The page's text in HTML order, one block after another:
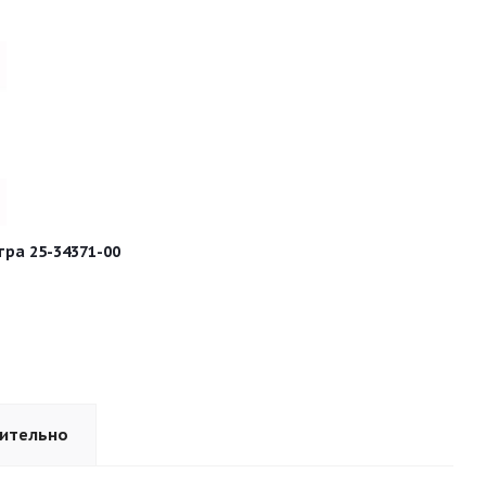
25-34371-00